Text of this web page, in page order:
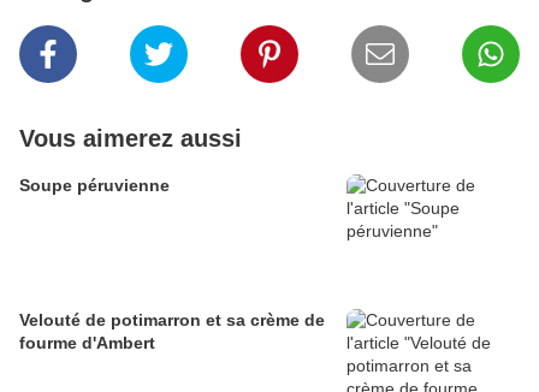
Vous aimerez aussi
Soupe péruvienne
Velouté de potimarron et sa crème de
fourme d'Ambert